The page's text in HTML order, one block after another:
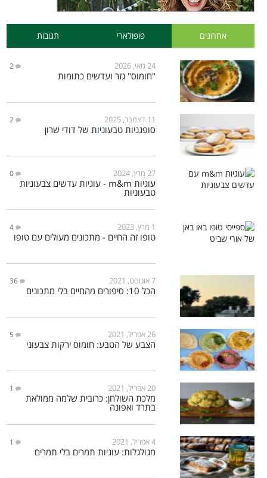
אחרונים פופולארי תגובות
24 מאי, 2026 2
"חומוס" גזר ועדשים כתומות
11 דצמבר, 2025 2
סופגניות טבעוניות של דודי שרון
27 מרץ, 2024 0
עוגיות m&m - עוגיות עדשים צבעוניות
טבעוניות
1 מרץ, 2023 4
טופו זה החיים - מתכונים מעולים עם טופו
7 אוגוסט, 2021 36
הכל 10: סיפורים מהחיים בלי מתכונים
26 אפריל, 2021 5
הצבע של הטבע: חומוס ירקות צבעוני
20 אפריל, 2021 1
מלכת השולחן: כרובית שלמה ממולאת
בתרד ואפונה
4 אפריל, 2021 1
מגולגלות: עוגיות תמרים בלי תמרים